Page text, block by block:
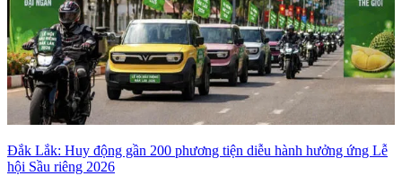
Đắk Lắk: Huy động gần 200 phương tiện diễu hành hưởng ứng Lễ
hội Sầu riêng 2026